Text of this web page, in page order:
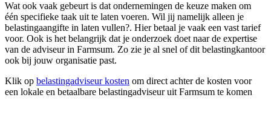
Wat ook vaak gebeurt is dat ondernemingen de keuze maken om
één specifieke taak uit te laten voeren. Wil jij namelijk alleen je
belastingaangifte in laten vullen?. Hier betaal je vaak een vast tarief
voor. Ook is het belangrijk dat je onderzoek doet naar de expertise
van de adviseur in Farmsum. Zo zie je al snel of dit belastingkantoor
ook bij jouw organisatie past.
Klik op belastingadviseur kosten om direct achter de kosten voor
een lokale en betaalbare belastingadviseur uit Farmsum te komen